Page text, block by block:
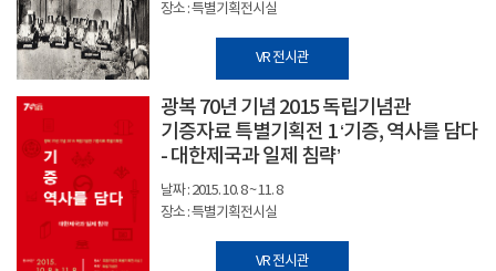
장소 : 특별기획전시실
VR 전시관
광복 70년 기념 2015 독립기념관
기증자료 특별기획전 1 ‘기증, 역사를 담다
- 대한제국과 일제 침략’
날짜 : 2015. 10. 8 ~ 11. 8
장소 : 특별기획전시실
VR 전시관